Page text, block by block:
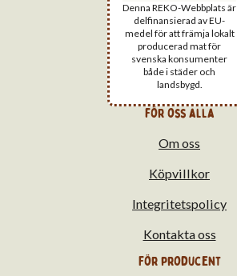
För producent
för oss alla
Om oss
Köpvillkor
Integritetspolicy
Kontakta oss
Denna REKO-Webbplats är
delfinansierad av EU-
medel för att främja lokalt
producerad mat för
svenska konsumenter
både i städer och
landsbygd.